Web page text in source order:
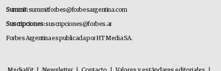
Summit:summitforbes@forbesargentina.com
Suscripciones:suscripciones@forbes.ar
Forbes Argentina es publicada por HT Media SA.